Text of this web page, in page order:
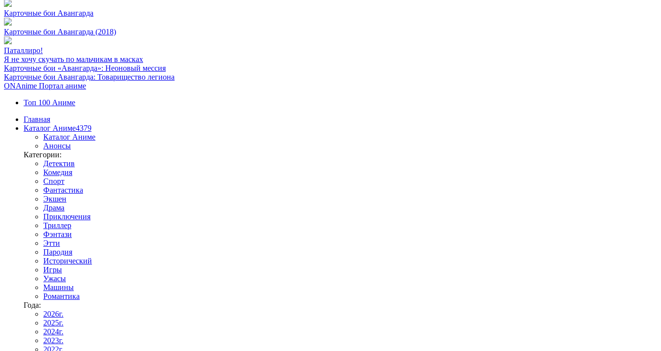
Карточные бои Авангарда
Карточные бои Авангарда (2018)
Паталлиро!
Я не хочу скучать по мальчикам в масках
Карточные бои «Авангарда»: Неоновый мессия
Карточные бои Авангарда: Товарищество легиона
ONAnime Портал аниме
Топ 100 Аниме
Главная
Каталог Аниме4379
Каталог Аниме
Анонсы
Категории:
Детектив
Комедия
Спорт
Фантастика
Экшен
Драма
Приключения
Триллер
Фэнтази
Этти
Пародия
Исторический
Игры
Ужасы
Машины
Романтика
Года:
2026г.
2025г.
2024г.
2023г.
2022г.